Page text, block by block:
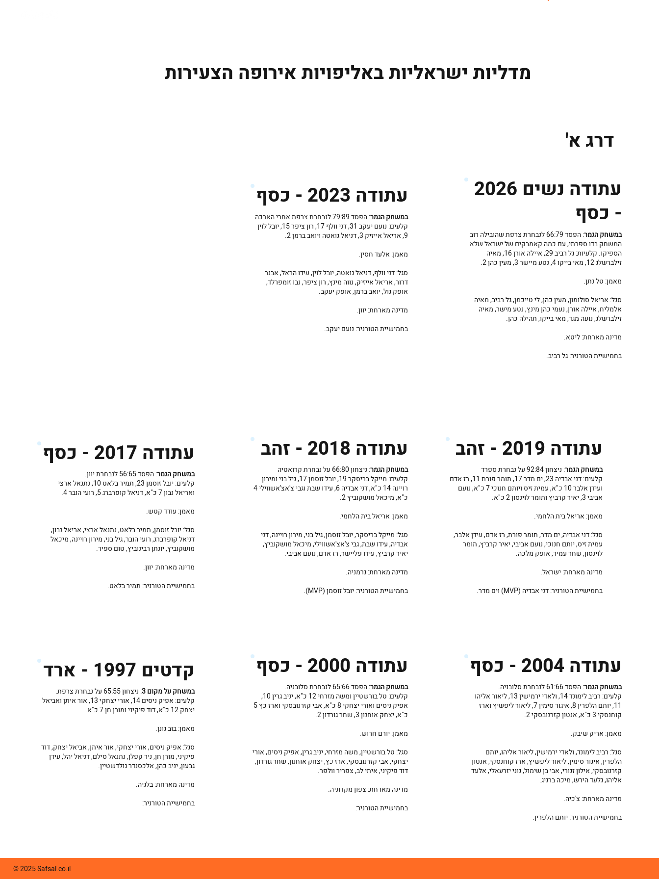
מדליות ישראליות באליפויות אירופה הצעירות
דרג א'
עתודה 2023 - כסף
במשחק הגמר: הפסד 79:89 לנבחרת צרפת אחרי הארכה
קלעים: נועם יעקב 31, דני וולף 17, רון ציפר 15, יובל לוין
9, אריאל אייזיק 3, דניאל גואטה ויואב ברמן 2.
מאמן: אלעד חסין.
סגל: דני וולף, דניאל גואטה, יובל לוין, עידו הראל, אבנר
דרור, אריאל אייזיק, נווה מינץ, רון ציפר, נבו זומפרלד,
אופק גול, יואב ברמן, אופק יעקב.
מדינה מארחת: יוון.
בחמישיית הטורניר: נועם יעקב.
עתודה נשים 2026
- כסף
במשחק הגמר
: הפסד 66:79 לנבחרת צרפת שהובילה רוב
המשחק בדו ספרתי, עם כמה קאמבקים של ישראל שלא
הספיקו. קלעיות: גל רביב 29, איילה אורן 16, מאיה
זילברשלג 12, מאי בייקו 4, נטע מיישר 3, מעין כהן 2.
מאמן: טל נתן.
סגל: אריאל סולומון, מעין כהן, לי טייכמן, גל רביב, מאיה
אלמליח, איילה אורן, נעמי כהן מינץ, נטע מישר, מאיה
זילברשלג, נועה מגד, מאי בייקו, תהילה כהן.
מדינה מארחת: ליטא.
בחמישיית הטורניר: גל רביב.
עתודה 2017 - כסף
במשחק הגמר: הפסד 56:65 לנבחרת יוון.
קלעים: יובל זוסמן 23, תמיר בלאט 10, נתנאל ארצי
ואריאל נבון 7 כ"א, דניאל קופרברג 5, רועי הובר 4.
מאמן: עודד קטש.
סגל: יובל זוסמן, תמיר בלאט, נתנאל ארצי, אריאל נבון,
דניאל קופרברג, רועי הובר, גיל בני, מירון רויינה, מיכאל
מושקוביץ, יונתן רבינוביץ, טום ספיר.
מדינה מארחת: יוון.
בחמישיית הטורניר: תמיר בלאט.
עתודה 2018 - זהב
במשחק הגמר: ניצחון 66:80 על נבחרת קרואטיה
קלעים: מייקל בריסקר 19, יובל זוסמן 17, גיל בני ומירון
רויינה 14 כ"א, דני אבדיה 6, עידו שבת וגבי צ'אצ'אשווילי 4
כ"א, מיכאל מושקוביץ 2.
מאמן: אריאל בית הלחמי.
סגל: מייקל בריסקר, יובל זוסמן, גיל בני, מירון רויינה, דני
אבדיה, עידו שבת, גבי צ'אצ'אשווילי, מיכאל מושקוביץ,
יאיר קרביץ, עידו פליישר, רז אדם, נועם אביבי.
מדינה מארחת: גרמניה.
בחמישיית הטורניר: יובל זוסמן (MVP).
עתודה 2019 - זהב
במשחק הגמר: ניצחון 92:84 על נבחרת ספרד
קלעים: דני אבדיה 23, ים מדר 17, תומר פורת 11, רז אדם
ועידן אלבר 10 כ"א, עמית זיס ויותם חנוכי 7 כ"א, נועם
אביבי 3, יאיר קרביץ ותומר לוינסון 2 כ"א.
מאמן: אריאל בית הלחמי.
סגל: דני אבדיה, ים מדר, תומר פורת, רז אדם, עידן אלבר,
עמית זיס, יותם חנוכי, נועם אביבי, יאיר קרביץ, תומר
לוינסון, שחר עמיר, אופק מלכה.
מדינה מארחת: ישראל.
בחמישיית הטורניר: דני אבדיה (MVP) וים מדר.
קדטים 1997 - ארד
במשחק על מקום 3 : ניצחון 65:55 על נבחרת צרפת.
קלעים: אפיק ניסים 14, אורי יצחקי 13, אור איתן ואביאל
יצחק 12 כ"א, דוד פיקיני ומורן חן 7 כ"א.
מאמן: בוב גונן.
סגל: אפיק ניסים, אורי יצחקי, אור איתן, אביאל יצחק, דוד
פיקיני, מורן חן, ניר קפלן, נתנאל סילם, דניאל יהל, עידן
גבעון, יניב כהן, אלכסנדר גולדשטיין.
מדינה מארחת: בלגיה.
בחמישיית הטורניר:
עתודה 2000 - כסף
במשחק הגמר: הפסד 65:66 לנבחרת סלובניה.
קלעים: טל בורשטיין ומשה מזרחי 12 כ"א, יניב גרין 10,
אפיק ניסים ואורי יצחקי 8 כ"א, אבי קזרנובסקי וארז כץ 5
כ"א, יצחק אוחנון 3, שחר גורדון 2.
מאמן: יורם חרוש.
סגל: טל בורשטיין, משה מזרחי, יניב גרין, אפיק ניסים, אורי
יצחקי, אבי קזרנובסקי, ארז כץ, יצחק אוחנון, שחר גורדון,
דוד פיקיני, איתי לב, צפריר וולפר.
מדינה מארחת: צפון מקדוניה.
בחמישיית הטורניר:
עתודה 2004 - כסף
במשחק הגמר: הפסד 61:66 לנבחרת סלובניה.
קלעים: רביב לימונד 14, ולאדי ירמישין 13, ליאור אליהו
11, יותם הלפרין 8, איגור סימין 7, ליאור ליפשיץ וארז
קוחנסקי 3 כ"א, אנטון קזרנובסקי 2.
מאמן: אריק שיבק.
סגל: רביב לימונד, ולאדי ירמישין, ליאור אליהו, יותם
הלפרין, איגור סימין, ליאור ליפשיץ, ארז קוחנסקי, אנטון
קזרנובסקי, אילון זגורי, אבי בן שימול, גוני יזרעאלי, אלעד
אליהו, גלעד הירש, מיכה ברגיג.
מדינה מארחת: צ'כיה.
בחמישיית הטורניר: יותם הלפרין.
© 2025 Safsal.co.il